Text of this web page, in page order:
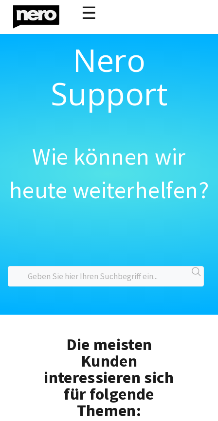
☰
Nero
Support
Wie können wir
heute weiterhelfen?
Die meisten
Kunden
interessieren sich
für folgende
Themen: